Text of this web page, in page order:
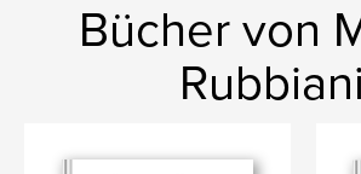
Bücher von
Rubbiani